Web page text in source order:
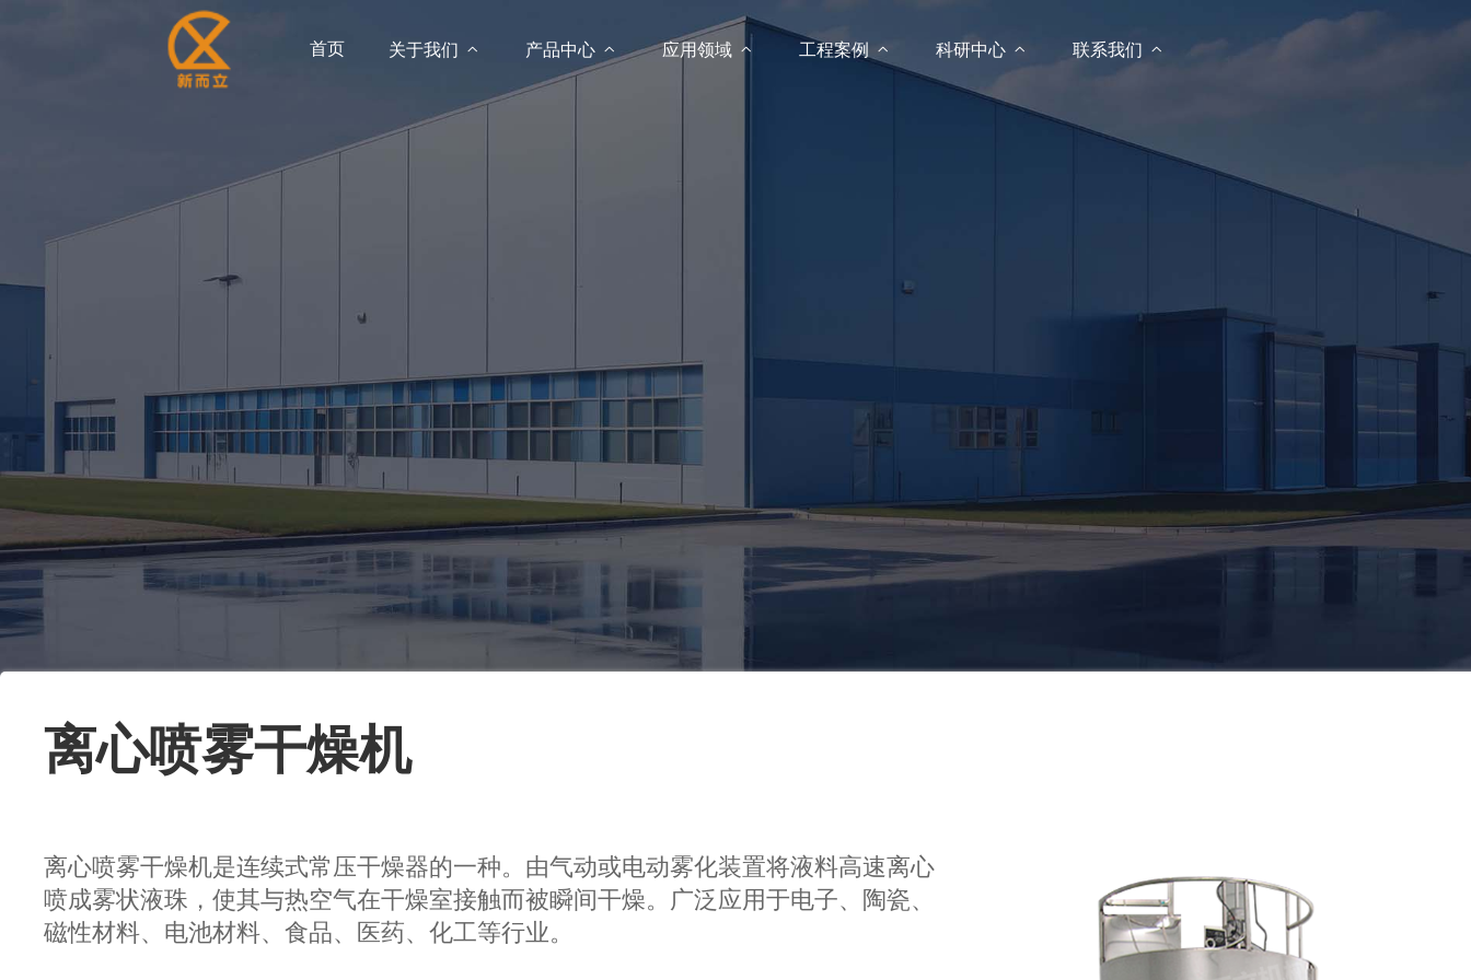
首页 关于我们  产品中心  应用领域  工程案例  科研中心  联系我们 
离心喷雾干燥机
离心喷雾干燥机是连续式常压干燥器的一种。由气动或电动雾化装置将液料高速离心
喷成雾状液珠，使其与热空气在干燥室接触而被瞬间干燥。广泛应用于电子、陶瓷、
磁性材料、电池材料、食品、医药、化工等行业。